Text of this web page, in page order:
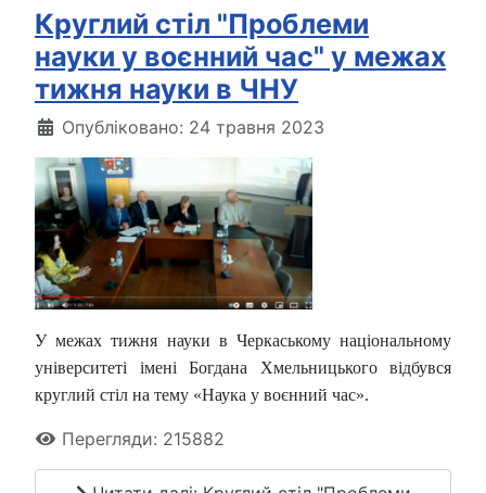
Круглий стіл "Проблеми
науки у воєнний час" у межах
тижня науки в ЧНУ
Опубліковано: 24 травня 2023
У межах тижня науки в Черкаському національному
університеті імені Богдана Хмельницького відбувся
круглий стіл на тему «Наука у воєнний час».
Перегляди: 215882